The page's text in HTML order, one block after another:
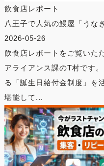
飲食店レポート
八王子で人気の鰻屋「うな
2026-05-26
飲食店レポートをご覧いた
アライアンス課のT村です
る「誕生日給付金制度」を
堪能して...